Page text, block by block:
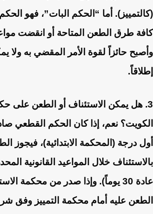
(كالتمييز). أما “الحكم البات”، فهو
كافة طرق الطعن المتاحة أو انقضت
وأصبح حائزاً لقوة الأمر المقضي به ولا
إطلاقاً.
3. هل يمكن الاستئناف أو الطعن
الكويت؟ نعم، إذا كان الحكم القطعي
أول درجة (المحكمة الابتدائية)، فيجوز
بالاستئناف خلال المواعيد القانونية
عادة 30 يوماً). وإذا صدر من محكمة
الطعن عليه أمام محكمة التمييز وفق